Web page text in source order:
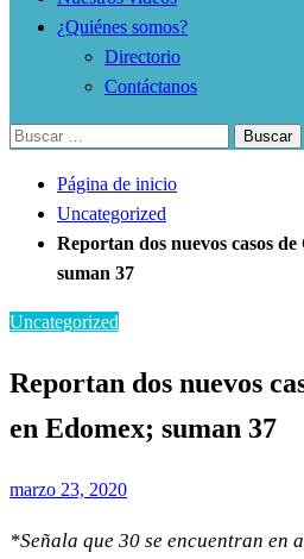
¿Quiénes somos?
Directorio
Contáctanos
Buscar:
Página de inicio
Uncategorized
Reportan dos nuevos casos
suman 37
Uncategorized
Reportan dos nuevos
en Edomex; suman 37
Publicado
marzo 23, 2020
*Señala que 30 se encuentran